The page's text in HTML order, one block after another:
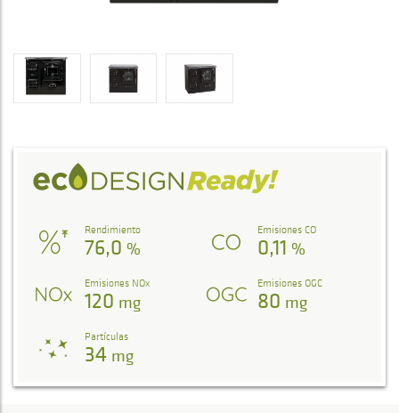
Rendimiento
76,0 %
Emisiones CO
0,11 %
Emisiones NOx
120 mg
Emisiones OGC
80 mg
Partículas
34 mg